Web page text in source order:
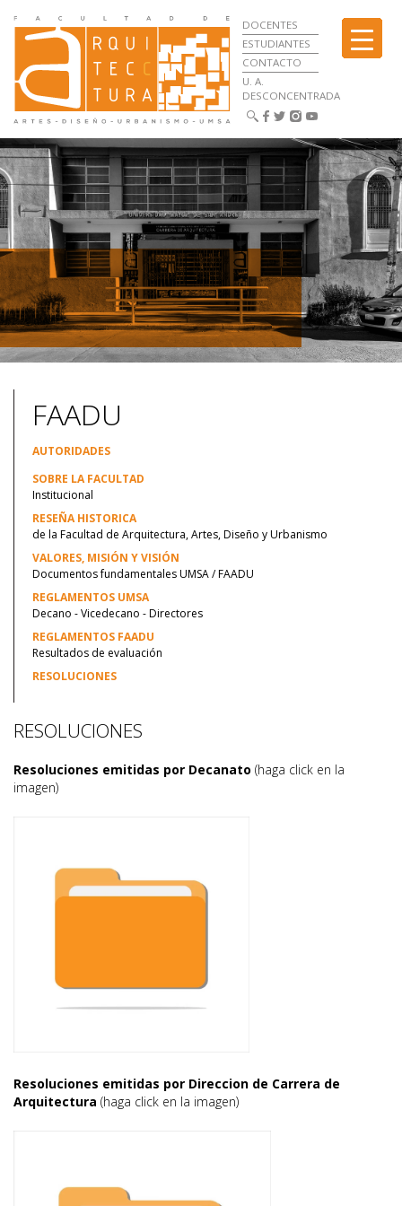
DOCENTES
ESTUDIANTES
CONTACTO
U. A.
DESCONCENTRADA
FAADU
AUTORIDADES
SOBRE LA FACULTAD
Institucional
RESEÑA HISTORICA
de la Facultad de Arquitectura, Artes, Diseño y Urbanismo
VALORES, MISIÓN Y VISIÓN
Documentos fundamentales UMSA / FAADU
REGLAMENTOS UMSA
Decano - Vicedecano - Directores
REGLAMENTOS FAADU
Resultados de evaluación
RESOLUCIONES
RESOLUCIONES
Resoluciones emitidas por Decanato (haga click en la
imagen)
Resoluciones emitidas por Direccion de Carrera de
Arquitectura (haga click en la imagen)